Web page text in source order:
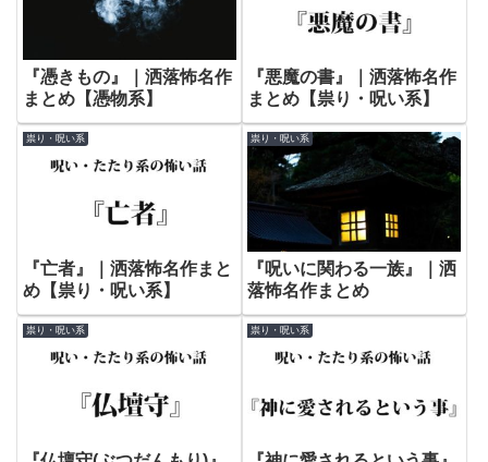
『憑きもの』｜洒落怖名作
まとめ【憑物系】
『悪魔の書』｜洒落怖名作
まとめ【祟り・呪い系】
祟り・呪い系
『亡者』｜洒落怖名作まと
め【祟り・呪い系】
祟り・呪い系
『呪いに関わる一族』｜洒
落怖名作まとめ
祟り・呪い系 祟り・呪い系